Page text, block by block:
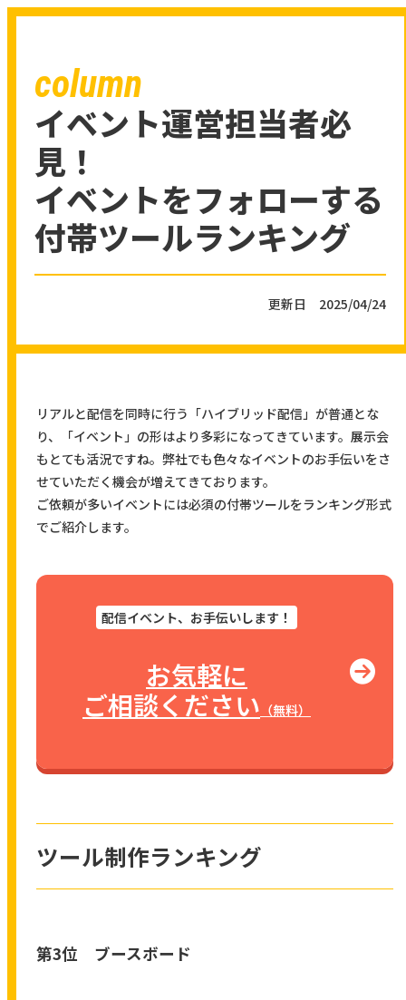
column
イベント運営担当者必
見！
イベントをフォローする
付帯ツールランキング
更新日 2025/04/24
リアルと配信を同時に行う「ハイブリッド配信」が普通とな
り、「イベント」の形はより多彩になってきています。展示会
もとても活況ですね。弊社でも色々なイベントのお手伝いをさ
せていただく機会が増えてきております。
ご依頼が多いイベントには必須の付帯ツールをランキング形式
でご紹介します。
配信イベント、お手伝いします！
お気軽に
ご相談ください （無料）
ツール制作ランキング
第3位 ブースボード